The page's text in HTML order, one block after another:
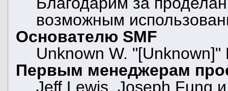
возможным
Основателю SMF
Unknown W. "[Unknown]"
Первым менеджерам
Jeff Lewis, Joseph Fung